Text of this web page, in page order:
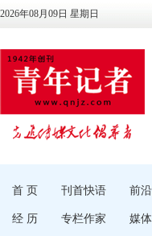
2026年08月09日 星期日
首 页 刊首快语 前
经 历 专栏作家 媒